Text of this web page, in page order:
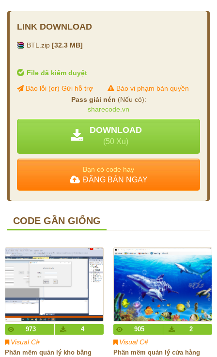
LINK DOWNLOAD
BTL.zip [32.3 MB]
File đã kiểm duyệt
Báo lỗi (or) Gửi hỗ trợ
Báo vi phạm bản quyền
Pass giải nén (Nếu có):
sharecode.vn
DOWNLOAD
(50 Xu)
Bạn có code hay
ĐĂNG BÁN NGAY
CODE GẦN GIỐNG
973 4
Visual C#
Phần mềm quản lý kho bằng
905 2
Visual C#
Phần mềm quản lý cửa hàng